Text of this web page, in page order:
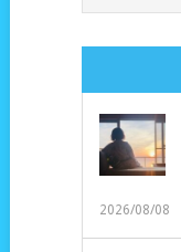
2026/08/08